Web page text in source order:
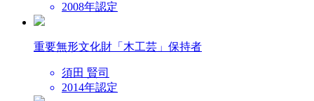
2008年認定
重要無形文化財 「木工芸」保持者
須田 賢司
2014年認定